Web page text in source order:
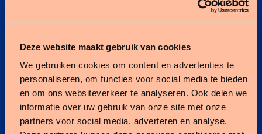
Deze website maakt gebruik van cookies
We gebruiken cookies om content en advertenties te
personaliseren, om functies voor social media te bieden
en om ons websiteverkeer te analyseren. Ook delen we
informatie over uw gebruik van onze site met onze
partners voor social media, adverteren en analyse.
Fierit gehandicaptenzorg
Kennisbank
Integratie